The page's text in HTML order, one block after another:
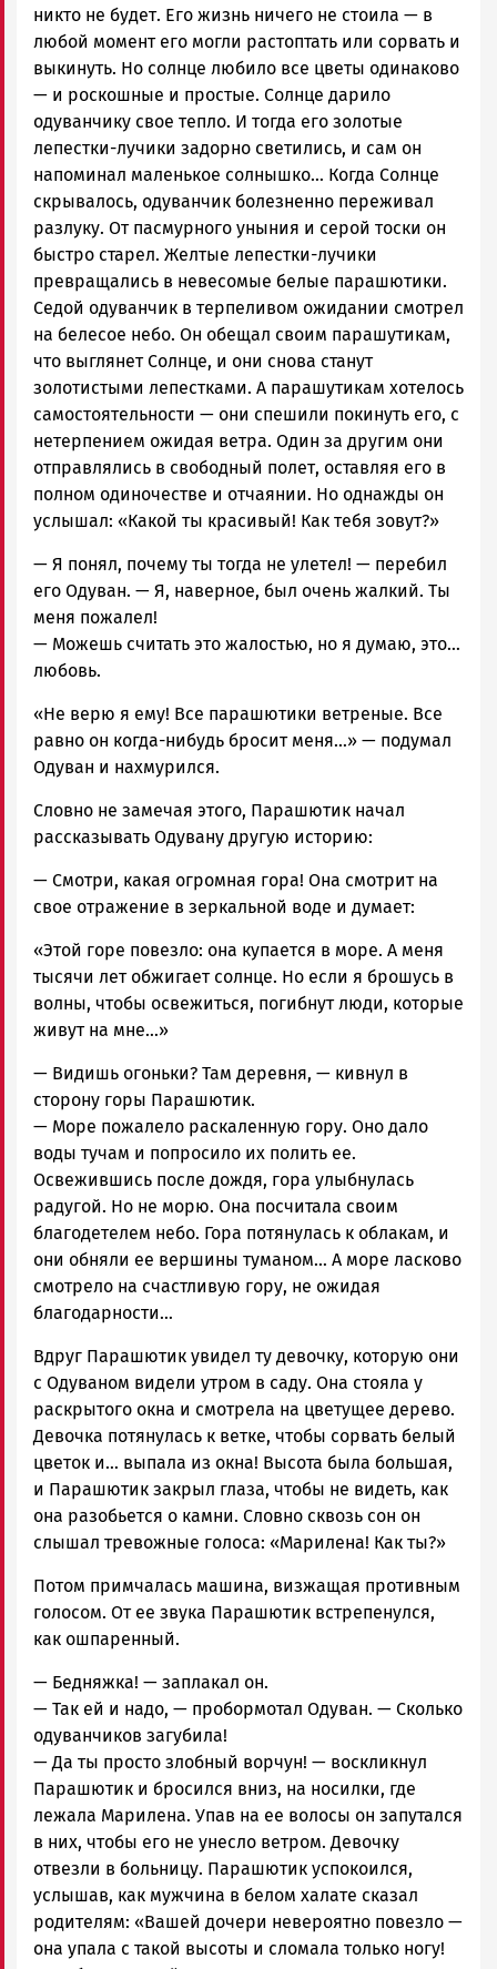
никто не будет. Его жизнь ничего не стоила — в
любой момент его могли растоптать или сорвать и
выкинуть. Но солнце любило все цветы одинаково
— и роскошные и простые. Солнце дарило
одуванчику свое тепло. И тогда его золотые
лепестки-лучики задорно светились, и сам он
напоминал маленькое солнышко… Когда Солнце
скрывалось, одуванчик болезненно переживал
разлуку. От пасмурного уныния и серой тоски он
быстро старел. Желтые лепестки-лучики
превращались в невесомые белые парашютики.
Седой одуванчик в терпеливом ожидании смотрел
на белесое небо. Он обещал своим парашутикам,
что выглянет Солнце, и они снова станут
золотистыми лепестками. А парашутикам хотелось
самостоятельности — они спешили покинуть его, с
нетерпением ожидая ветра. Один за другим они
отправлялись в свободный полет, оставляя его в
полном одиночестве и отчаянии. Но однажды он
услышал: «Какой ты красивый! Как тебя зовут?»
— Я понял, почему ты тогда не улетел! — перебил
его Одуван. — Я, наверное, был очень жалкий. Ты
меня пожалел!
— Можешь считать это жалостью, но я думаю, это…
любовь.
«Не верю я ему! Все парашютики ветреные. Все
равно он когда-нибудь бросит меня…» — подумал
Одуван и нахмурился.
Словно не замечая этого, Парашютик начал
рассказывать Одувану другую историю:
— Смотри, какая огромная гора! Она смотрит на
свое отражение в зеркальной воде и думает:
«Этой горе повезло: она купается в море. А меня
тысячи лет обжигает солнце. Но если я брошусь в
волны, чтобы освежиться, погибнут люди, которые
живут на мне…»
— Видишь огоньки? Там деревня, — кивнул в
сторону горы Парашютик.
— Море пожалело раскаленную гору. Оно дало
воды тучам и попросило их полить ее.
Освежившись после дождя, гора улыбнулась
радугой. Но не морю. Она посчитала своим
благодетелем небо. Гора потянулась к облакам, и
они обняли ее вершины туманом… А море ласково
смотрело на счастливую гору, не ожидая
благодарности…
Вдруг Парашютик увидел ту девочку, которую они
с Одуваном видели утром в саду. Она стояла у
раскрытого окна и смотрела на цветущее дерево.
Девочка потянулась к ветке, чтобы сорвать белый
цветок и… выпала из окна! Высота была большая,
и Парашютик закрыл глаза, чтобы не видеть, как
она разобьется о камни. Словно сквозь сон он
слышал тревожные голоса: «Марилена! Как ты?»
Потом примчалась машина, визжащая противным
голосом. От ее звука Парашютик встрепенулся,
как ошпаренный.
— Бедняжка! — заплакал он.
— Так ей и надо, — пробормотал Одуван. — Сколько
одуванчиков загубила!
— Да ты просто злобный ворчун! — воскликнул
Парашютик и бросился вниз, на носилки, где
лежала Марилена. Упав на ее волосы он запутался
в них, чтобы его не унесло ветром. Девочку
отвезли в больницу. Парашютик успокоился,
услышав, как мужчина в белом халате сказал
родителям: «Вашей дочери невероятно повезло —
она упала с такой высоты и сломала только ногу!